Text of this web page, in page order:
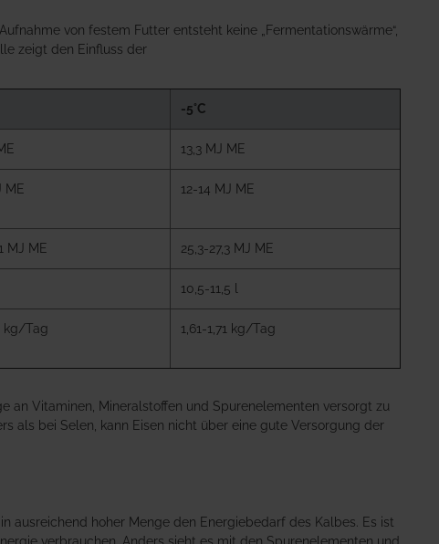
von festem Futter entsteht keine „Fermentationswärme“,
zeigt den Einfluss der
-5°C
13,3 MJ ME
ME 12-14 MJ ME
MJ ME 25,3-27,3 MJ ME
10,5-11,5 l
kg/Tag 1,61-1,71 kg/Tag
an Vitaminen, Mineralstoffen und Spurenelementen versorgt zu
als bei Selen, kann Eisen nicht über eine gute Versorgung der
hoher Menge den Energiebedarf des Kalbes. Es ist